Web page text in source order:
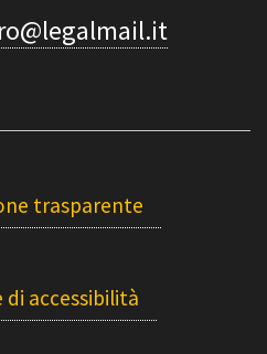
trasparente
di accessibilità